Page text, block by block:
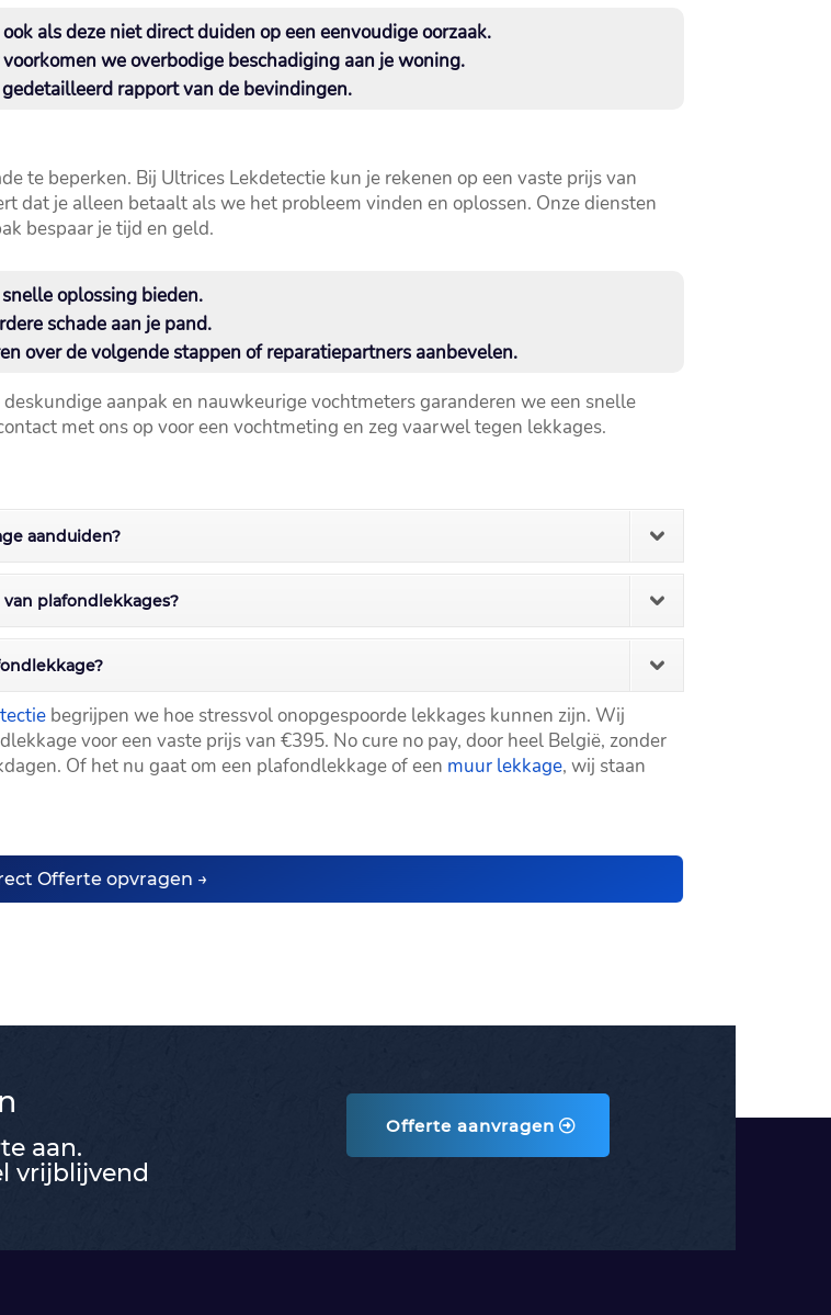
als deze niet direct duiden op een eenvoudige oorzaak.​
we overbodige beschadiging aan je woning.​
rapport van de bevindingen.​
te beperken.​ Bij Ultrices Lekdetectie kun je rekenen op een vaste prijs van
dat je alleen betaalt als we het probleem vinden en oplossen.​ Onze diensten
bespaar je tijd en geld.​
oplossing bieden.​
schade aan je pand.​
over de volgende stappen of reparatiepartners aanbevelen.​
aanpak en nauwkeurige vochtmeters garanderen we een snelle
met ons op voor een vochtmeting en zeg vaarwel tegen lekkages.​
aanduiden?
plafondlekkages?
begrijpen we hoe stressvol onopgespoorde lekkages kunnen zijn.​ Wij
voor een vaste prijs van €395.​ No cure no pay, door heel België, zonder
Of het nu gaat om een plafondlekkage of een muur lekkage, wij staan
Offerte opvragen →
aan.
vrijblijvend
Offerte aanvragen